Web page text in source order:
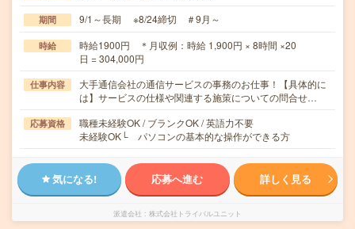
期間 9/1～長期 ※8/24締切 ＃9月～
時給
時給1900円 ＊月収例：時給 1,900円 × 8時間 ×20
日 = 304,000円
仕事内容
大手通信会社の通信サービスの事務のお仕事！【具体的に
は】サービスの仕様や関連する施策についての問合せ…
応募資格
職種未経験OK / ブランクOK / 英語力不要
未経験OK└ パソコンの基本的な操作ができる方
気になる! 応募へ進む 詳しく見る
派遣会社 株式会社トライバルユニット